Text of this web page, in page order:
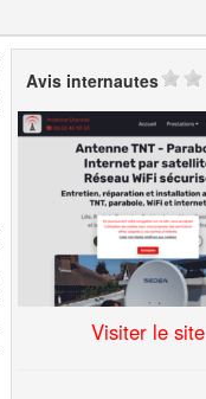
Avis internautes
Visiter le site